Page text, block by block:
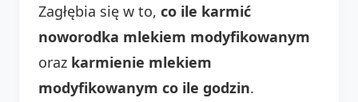
Zagłębia się w to, co ile karmić
noworodka mlekiem modyfikowanym
oraz karmienie mlekiem
modyfikowanym co ile godzin.